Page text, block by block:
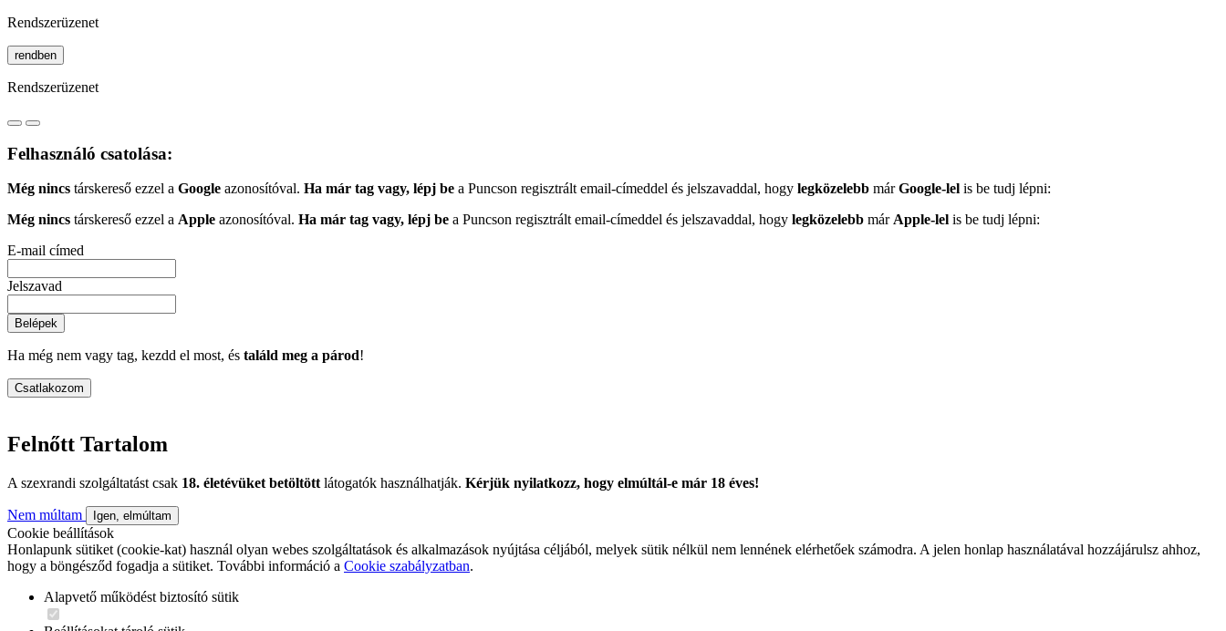
Rendszerüzenet
rendben
Rendszerüzenet
Felhasználó csatolása:
Még nincs társkereső ezzel a Google azonosítóval. Ha már tag vagy, lépj be a Puncson regisztrált email-címeddel és jelszavaddal, hogy legközelebb márGoogle-lel is be tudj lépni:
Még nincs társkereső ezzel a Apple azonosítóval. Ha már tag vagy, lépj be a Puncson regisztrált email-címeddel és jelszavaddal, hogy legközelebb márApple-lel is be tudj lépni:
E-mail címed
Jelszavad
Belépek
Ha még nem vagy tag, kezdd el most, és találd meg a párod!
Csatlakozom
Felnőtt Tartalom
A szexrandi szolgáltatást csak 18. életévüket betöltött látogatók használhatják. Kérjük nyilatkozz, hogy elmúltál-e már 18 éves!
Nem múltam Igen, elmúltam
Cookie beállítások
Honlapunk sütiket (cookie-kat) használ olyan webes szolgáltatások és alkalmazások nyújtása céljából, melyek sütik nélkül nem lennének elérhetőek számodra. A jelen honlap használatával hozzájárulsz ahhoz,
hogy a böngésződ fogadja a sütiket. További információ a Cookie szabályzatban.
Alapvető működést biztosító sütik